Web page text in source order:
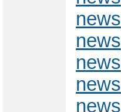
news
news
news
news
news